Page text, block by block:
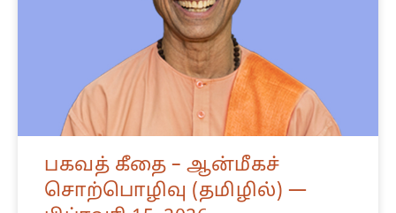
பகவத் கீதை – ஆன்மீகச்
சொற்பொழிவு (தமிழில்) —